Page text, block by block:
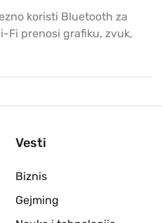
koristi Bluetooth za
Fi prenosi grafiku, zvuk,
Vesti
Biznis
Gejming